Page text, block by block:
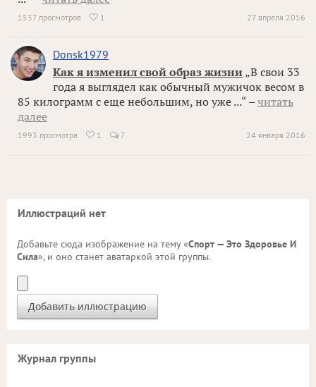
27 апреля 2016
1537 просмотров  1
Donsk1979
Как я изменил свой образ жизни „В свои 33
года я выглядел как обычный мужичок весом в
85 килограмм с еще небольшим, но уже ...“ – читать
далее
24 января 2016
1993 просмотра  1 7
Иллюстраций нет
Добавьте сюда изображение на тему «Спорт — Это Здоровье И
Сила», и оно станет аватаркой этой группы.
Журнал группы